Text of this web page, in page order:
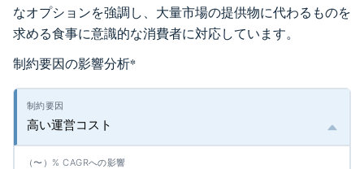
なオプションを強調し、大量市場の提供物に代わるものを
求める食事に意識的な消費者に対応しています。
制約要因の影響分析*
高い運営コスト